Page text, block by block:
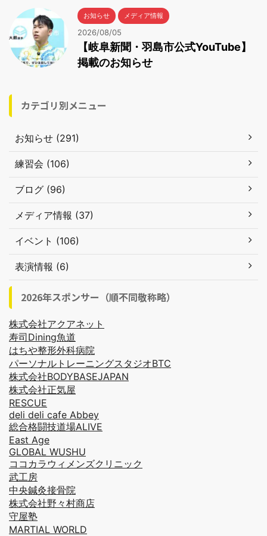
お知らせ メディア情報
2026/08/05
【岐阜新聞・羽島市公式YouTube】
掲載のお知らせ
カテゴリ別メニュー
お知らせ (291)
練習会 (106)
ブログ (96)
メディア情報 (37)
イベント (106)
表演情報 (6)
2026年スポンサー（順不同敬称略）
株式会社アクアネット
寿司Dining魚道
はちや整形外科病院
パーソナルトレーニングスタジオBTC
株式会社BODYBASEJAPAN
株式会社正気屋
RESCUE
deli deli cafe Abbey
総合格闘技道場ALIVE
East Age
GLOBAL WUSHU
ココカラウィメンズクリニック
武工房
中央鍼灸接骨院
株式会社野々村商店
守屋塾
MARTIAL WORLD